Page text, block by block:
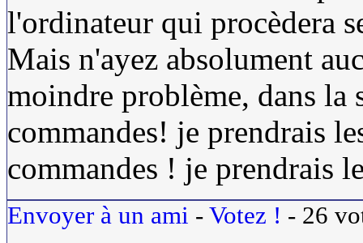
l'ordinateur qui procèdera
Mais n'ayez absolument
moindre problème, dans la
commandes! je prendrais
commandes ! je prendrais
Envoyer à un ami - Votez ! - 26